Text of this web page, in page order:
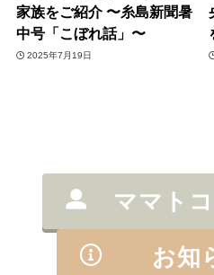
家族をご紹介 〜糸島新聞暑
中号「こぼれ話」〜
2025年7月19日
ママト
お